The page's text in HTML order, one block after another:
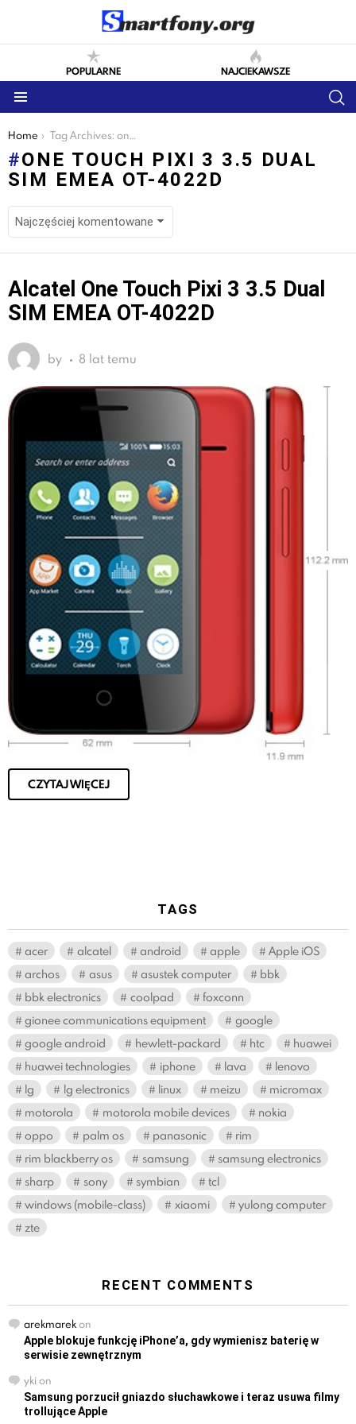
POPULARNE NAJCIEKAWSZE
You are here:
Home Tag Archives: one touch pixi 3 3.5 dual sim emea ot-4022d
ONE TOUCH PIXI 3 3.5 DUAL
SIM EMEA OT-4022D
LATEST
STORIES
Alcatel One Touch Pixi 3 3.5 Dual
SIM EMEA OT-4022D
by 8 lat temu
CZYTAJ WIĘCEJ
TAGS
acer alcatel android apple
Apple iOS
archos
asus asustek computer
bbk
bbk electronics
coolpad
foxconn
gionee communications equipment
google
google android
hewlett-packard htc
huawei
huawei technologies
iphone lava
lenovo
lg
lg electronics linux meizu
micromax
motorola
motorola mobile devices
nokia
oppo
palm os panasonic
rim
rim blackberry os
samsung
samsung electronics
sharp
sony symbian
tcl
windows (mobile-class)
xiaomi
yulong computer
zte
RECENT COMMENTS
arekmarekon
Apple blokuje funkcję iPhone’a, gdy wymienisz baterię w
serwisie zewnętrznym
yki on
Samsung porzucił gniazdo słuchawkowe i teraz usuwa filmy
trollujące Apple